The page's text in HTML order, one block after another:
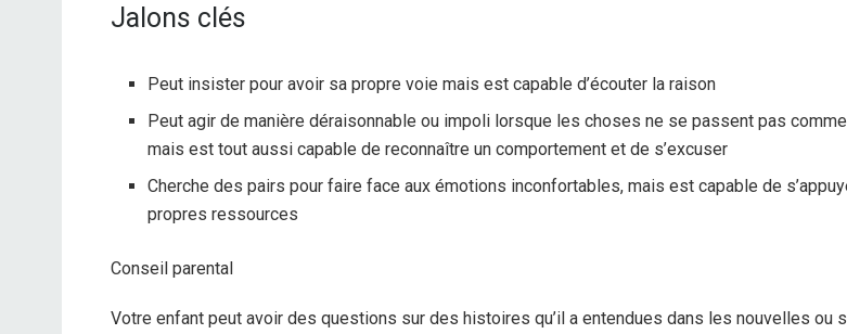
Jalons clés
Peut insister pour avoir sa propre voie mais est capable d’écouter la raison
Peut agir de manière déraisonnable ou impoli lorsque les choses ne se passent pas
mais est tout aussi capable de reconnaître un comportement et de s’excuser
Cherche des pairs pour faire face aux émotions inconfortables, mais est capable de
propres ressources
Conseil parental
Votre enfant peut avoir des questions sur des histoires qu’il a entendues dans les nouvelles ou